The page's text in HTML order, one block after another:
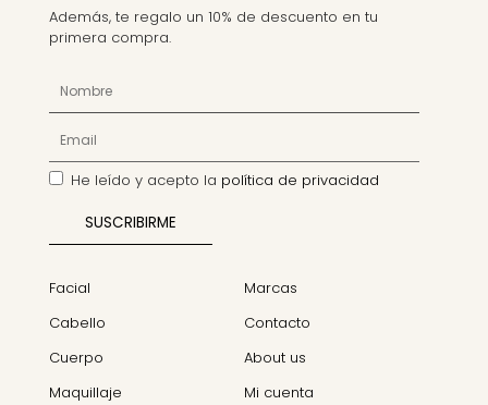
Además, te regalo un 10% de descuento en tu
primera compra.
He leído y acepto la política de privacidad
Facial
Cabello
Cuerpo
Maquillaje
Marcas
Contacto
About us
Mi cuenta